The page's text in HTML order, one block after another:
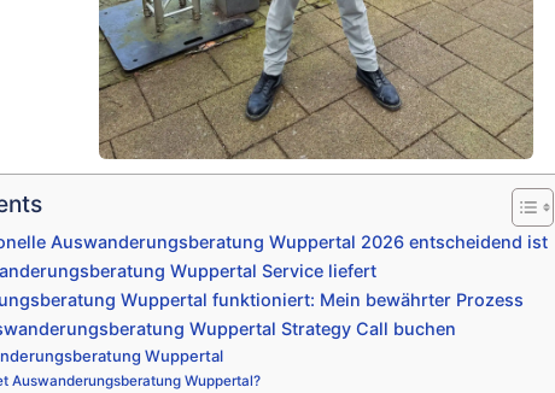
Auswanderungsberatung Wuppertal 2026 entscheidend ist
Wuppertal Service liefert
Wuppertal funktioniert: Mein bewährter Prozess
Wuppertal Strategy Call buchen
Wuppertal
Auswanderungsberatung Wuppertal?